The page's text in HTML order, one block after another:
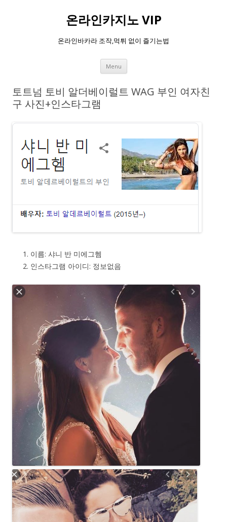
온라인카지노 VIP
온라인바카라 조작,먹튀 없이 즐기는법
Menu Skip
content
토트넘 토비 알더베이럴트 WAG 부인 여자친
구 사진+인스타그램
이름: 샤니 반 미에그헴
인스타그램 아이디: 정보없음